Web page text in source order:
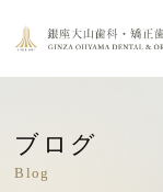
ブログ
Blog